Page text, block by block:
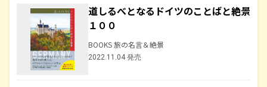
道しるべとなるドイツのことばと絶景
１００
BOOKS 旅の名言＆絶景
2022.11.04 発売